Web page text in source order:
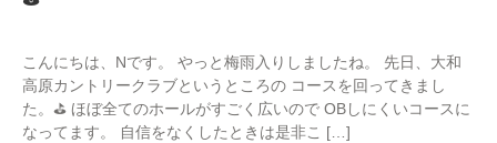
こんにちは、Nです。 やっと梅雨入りしましたね。 先日、大和
高原カントリークラブというところの コースを回ってきまし
た。⛳️ ほぼ全てのホールがすごく広いので OBしにくいコースに
なってます。 自信をなくしたときは是非こ […]